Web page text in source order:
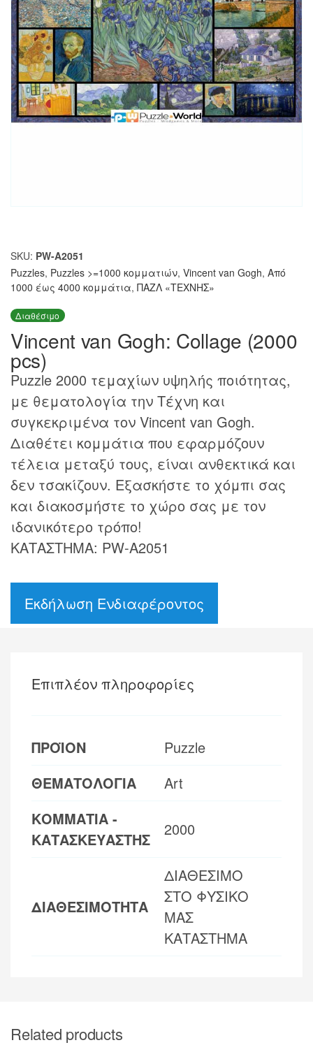
SKU: PW-A2051
Puzzles, Puzzles >=1000 κομματιών, Vincent van Gogh, Από
1000 έως 4000 κομμάτια, ΠΑΖΛ «ΤΕΧΝΗΣ»
Διαθέσιμο
Vincent van Gogh: Collage (2000
pcs)
Puzzle 2000 τεμαχίων υψηλής ποιότητας,
με θεματολογία την Τέχνη και
συγκεκριμένα τον Vincent van Gogh.
Διαθέτει κομμάτια που εφαρμόζουν
τέλεια μεταξύ τους, είναι ανθεκτικά και
δεν τσακίζουν. Εξασκήστε το χόμπι σας
και διακοσμήστε το χώρο σας με τον
ιδανικότερο τρόπο!
ΚΑΤΑΣΤΗΜΑ: PW-A2051
Εκδήλωση Ενδιαφέροντος
Επιπλέον πληροφορίες
ΠΡΟΪΟΝ
Puzzle
ΘΕΜΑΤΟΛΟΓΙΑ
Art
ΚΟΜΜΑΤΙΑ -
ΚΑΤΑΣΚΕΥΑΣΤΗΣ
2000
ΔΙΑΘΕΣΙΜΟΤΗΤΑ
ΔΙΑΘΕΣΙΜΟ
ΣΤΟ ΦΥΣΙΚΟ
ΜΑΣ
ΚΑΤΑΣΤΗΜΑ
Related products